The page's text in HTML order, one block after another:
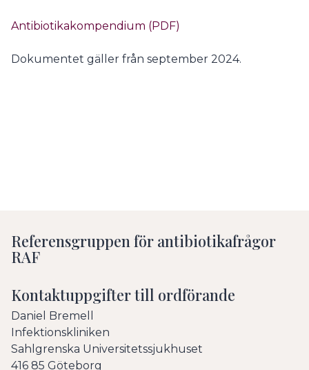
Antibiotikakompendium (PDF)
Dokumentet gäller från september 2024.
Referensgruppen för antibiotikafrågor
RAF
Kontaktuppgifter till ordförande
Daniel Bremell
Infektionskliniken
Sahlgrenska Universitetssjukhuset
416 85 Göteborg